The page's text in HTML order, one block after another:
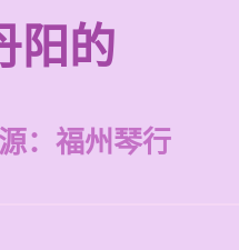
阳的
： 福州琴行